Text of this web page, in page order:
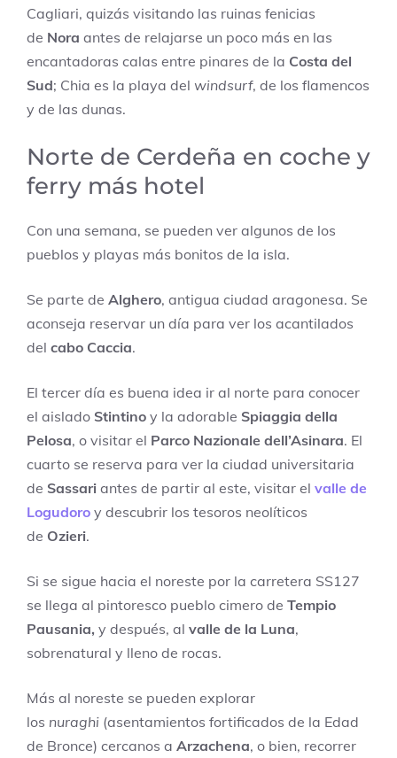
Cagliari, quizás visitando las ruinas fenicias
de Nora antes de relajarse un poco más en las
encantadoras calas entre pinares de la Costa del
Sud; Chia es la playa del windsurf, de los flamencos
y de las dunas.
Norte de Cerdeña en coche y
ferry más hotel
Con una semana, se pueden ver algunos de los
pueblos y playas más bonitos de la isla.
Se parte de Alghero, antigua ciudad aragonesa. Se
aconseja reservar un día para ver los acantilados
del cabo Caccia.
El tercer día es buena idea ir al norte para conocer
el aislado Stintino y la adorable Spiaggia della
Pelosa, o visitar el Parco Nazionale dell’Asinara. El
cuarto se reserva para ver la ciudad universitaria
de Sassari antes de partir al este, visitar el valle de
Logudoro y descubrir los tesoros neolíticos
de Ozieri.
Si se sigue hacia el noreste por la carretera SS127
se llega al pintoresco pueblo cimero de Tempio
Pausania, y después, al valle de la Luna,
sobrenatural y lleno de rocas.
Más al noreste se pueden explorar
los nuraghi (asentamientos fortificados de la Edad
de Bronce) cercanos a Arzachena, o bien, recorrer